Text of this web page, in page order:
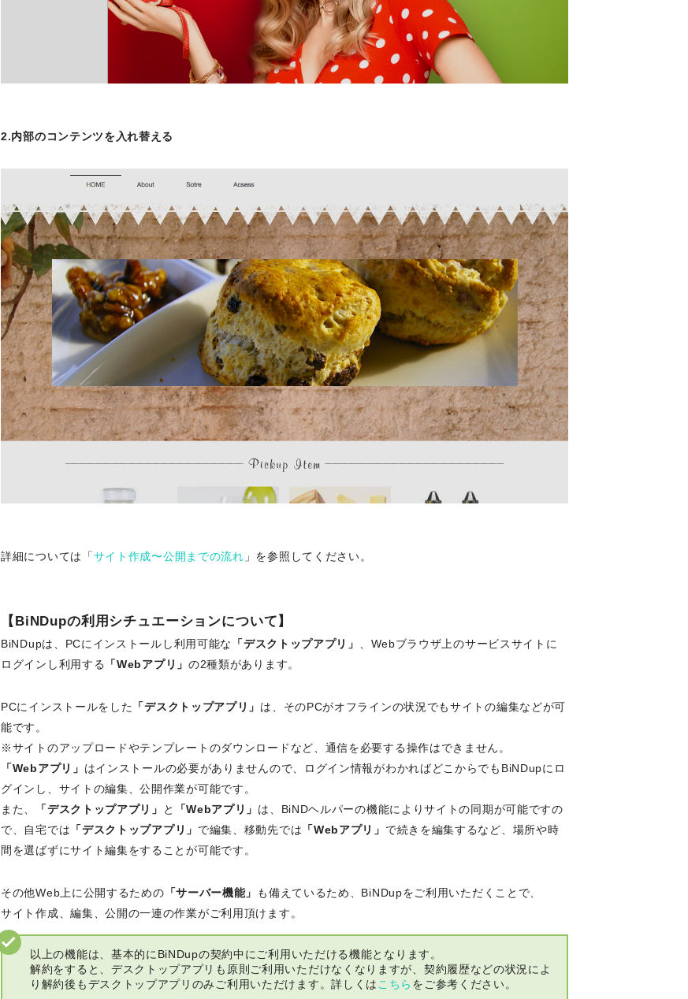
2.内部のコンテンツを入れ替える
詳細については「サイト作成〜公開までの流れ 」を参照してください。
【BiNDupの利用シチュエーションについて】
BiNDupは、PCにインストールし利用可能な 「デスクトップアプリ」
、Webブラウザ上のサービスサイトに
ログインし利用する
「Webアプリ」 の2種類があります。
PCにインストールをした 「デスクトップアプリ」 は、そのPCがオフラインの状況でもサイトの編集などが可
能です。
※サイトのアップロードやテンプレートのダウンロードなど、通信を必要する操作はできません。
「Webアプリ」 はインストールの必要がありませんので、ログイン情報がわかればどこからでもBiNDupにロ
グインし、サイトの編集、公開作業が可能です。
また、
「デスクトップアプリ」 と 「Webアプリ」 は、BiNDヘルパーの機能によりサイトの同期が可能ですの
で、自宅では 「デスクトップアプリ」 で編集、移動先では 「Webアプリ」 で続きを編集するなど、場所や時
間を選ばずにサイト編集をすることが可能です。
その他Web上に公開するための 「サーバー機能」
も備えているため、BiNDupをご利用いただくことで、
サイト作成、編集、公開の一連の作業がご利用頂けます。
以上の機能は、基本的にBiNDupの契約中にご利用いただける機能となります。
解約をすると、デスクトップアプリも原則ご利用いただけなくなりますが、契約履歴などの状況によ
り解約後もデスクトップアプリのみご利用いただけます。詳しくは こちら をご参考ください。